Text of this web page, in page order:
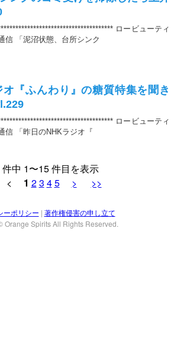
ロービューティ
信 「泥沼状態、台所シンク
オ『ふんわり』の糖質特集を聞き
ロービューティ
信 「昨日のNHKラジオ『
中 1〜15 件目を表示
< 1 23 45 > >>
ーポリシー | 著作権侵害の申し立て
Orange Spirits All Rights Reserved.